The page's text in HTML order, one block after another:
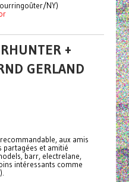
NY)
+
GERLAND
aux amis
partagées et amitié
barr, electrelane,
intéressants comme